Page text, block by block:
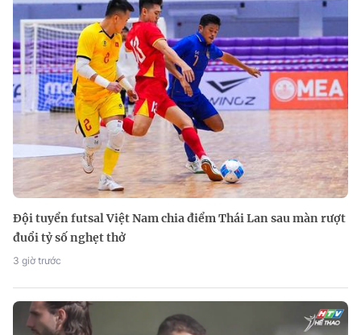
Đội tuyển futsal Việt Nam chia điểm Thái Lan sau màn rượt
đuổi tỷ số nghẹt thở
3 giờ trước